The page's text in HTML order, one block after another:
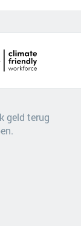
geld terug